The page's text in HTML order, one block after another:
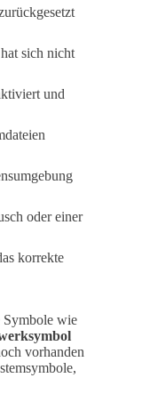
sich nicht
und
oder einer
korrekte
Symbole wie
vorhanden